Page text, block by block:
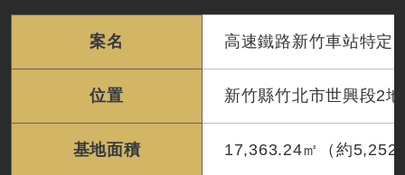
邊坡工程
車站工程
維修基地
高鐵彰雲嘉地層下陷監測與分析評估
鐵道車站概念設計指引
鐵道局PAS 2080碳管理程序書
鐵道工程減碳參考指引
案名 高速鐵路新竹車站特定
位置 新竹縣竹北市世興段2
基地面積 17,363.24㎡（約5,252